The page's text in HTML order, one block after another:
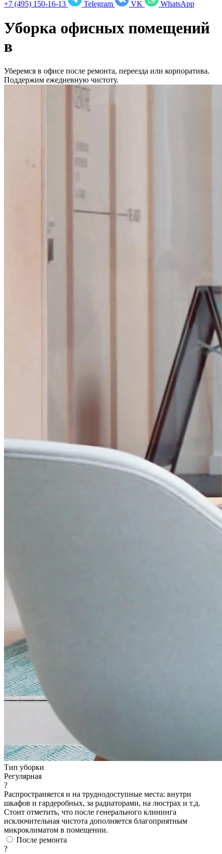
+7 (495) 150-16-13 Telegram VK WhatsApp
Уборка офисных помещений
в
Уберемся в офисе после ремонта, переезда или корпоратива.
Поддержим ежедневную чистоту.
Тип уборки
Регулярная
?
Распространяется и на труднодоступные места: внутри
шкафов и гардеробных, за радиаторами, на люстрах и т.д.
Стоит отметить, что после генерального клининга
исключительная чистота дополняется благоприятным
микроклиматом в помещении.
После ремонта
?